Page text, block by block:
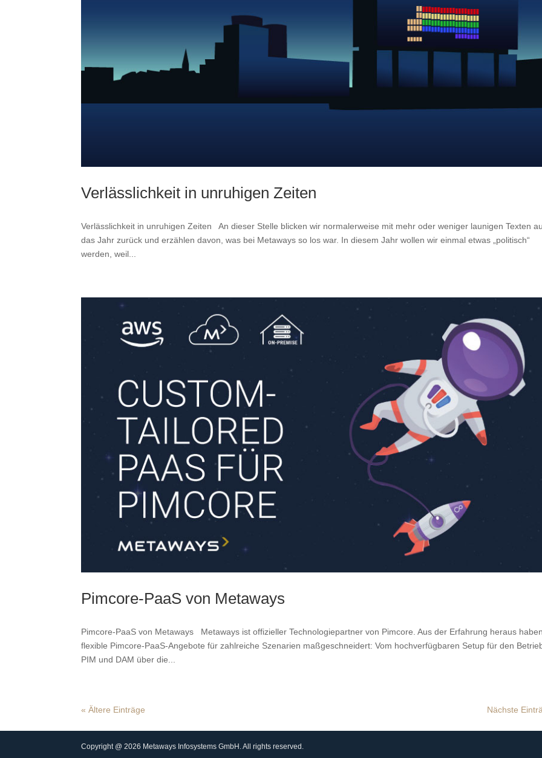
Verlässlichkeit in unruhigen Zeiten
Verlässlichkeit in unruhigen Zeiten An dieser Stelle blicken wir normalerweise mit mehr oder weniger launigen Texten
das Jahr zurück und erzählen davon, was bei Metaways so los war. In diesem Jahr wollen wir einmal etwas „politisch“
werden, weil...
Pimcore-PaaS von Metaways
Pimcore-PaaS von Metaways Metaways ist offizieller Technologiepartner von Pimcore. Aus der Erfahrung heraus
flexible Pimcore-PaaS-Angebote für zahlreiche Szenarien maßgeschneidert: Vom hochverfügbaren Setup für den
PIM und DAM über die...
« Ältere Einträge Nächste
Copyright @ 2026 Metaways Infosystems GmbH. All rights reserved.